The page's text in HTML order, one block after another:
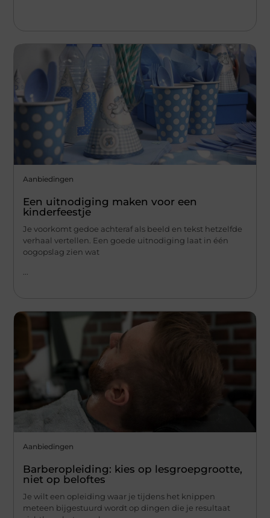
Aanbiedingen
Een uitnodiging maken voor een
kinderfeestje
Je voorkomt gedoe achteraf als beeld en tekst hetzelfde
verhaal vertellen. Een goede uitnodiging laat in één
oogopslag zien wat
...
Aanbiedingen
Barberopleiding: kies op lesgroepgrootte,
niet op beloftes
Je wilt een opleiding waar je tijdens het knippen
meteen bijgestuurd wordt op dingen die je resultaat